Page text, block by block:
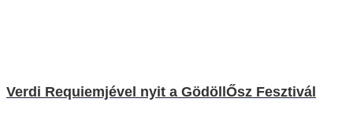
Verdi Requiemjével nyit a GödöllŐsz Fesztivál